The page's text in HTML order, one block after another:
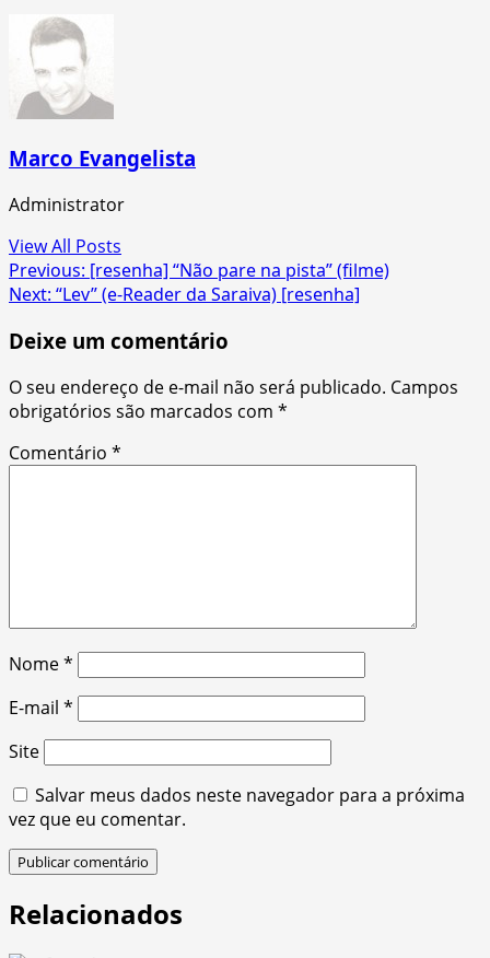
Marco Evangelista
Administrator
View All Posts
Post
navigation
Previous: [resenha] “Não pare na pista” (filme)
Next: “Lev” (e-Reader da Saraiva) [resenha]
Deixe um comentário
O seu endereço de e-mail não será publicado. Campos
obrigatórios são marcados com *
Comentário *
Nome*
E-mail *
Site
Salvar meus dados neste navegador para a próxima
vez que eu comentar.
Relacionados